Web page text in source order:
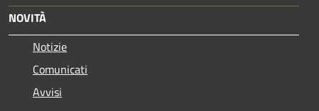
NOVITÀ
Notizie
Comunicati
Avvisi